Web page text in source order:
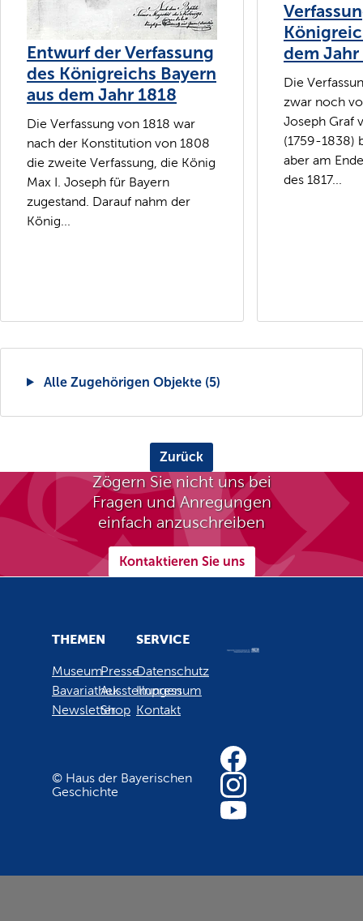
Entwurf der Verfassung
des Königreichs Bayern
aus dem Jahr 1818
Die Verfassung von 1818 war
nach der Konstitution von 1808
die zweite Verfassung, die König
Max I. Joseph für Bayern
zugestand. Darauf nahm der
König...
dem Jahr
Die
zwar noch
Joseph Graf
(1759-1838)
aber am
des 1817...
Alle Zugehörigen Objekte (5)
Zurück
Zögern Sie nicht uns bei
Fragen und Anregungen
einfach anzuschreiben
Kontaktieren Sie uns
THEMEN
Museum
Bavariathek
Newsletter
Presse
Ausstellungen
Shop
SERVICE
Datenschutz
Impressum
Kontakt
© Haus der Bayerischen
Geschichte